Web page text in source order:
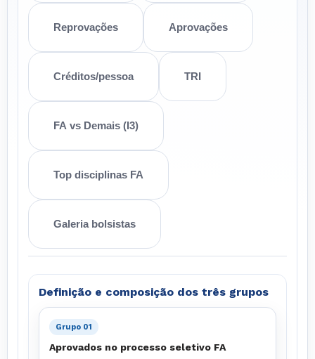
Reprovações Aprovações
Créditos/pessoa TRI
FA vs Demais (I3)
Top disciplinas FA
Galeria bolsistas
Definição e composição dos três grupos
Grupo 01
Aprovados no processo seletivo FA